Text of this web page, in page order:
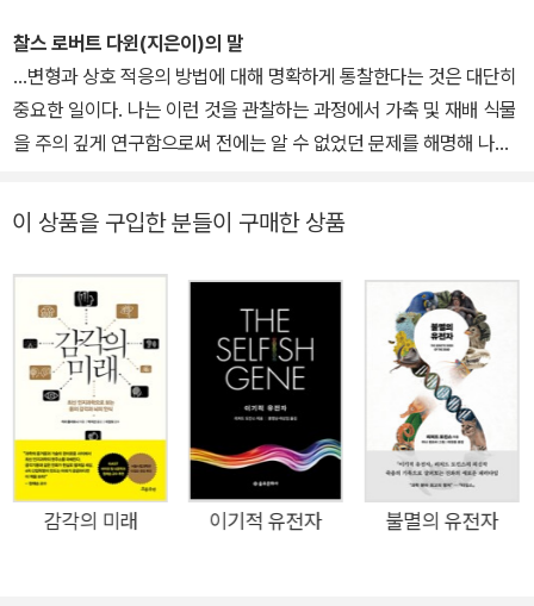
위하게 일어났고 이렇게 다양한 변이를 갖춘 개체들은 환경의 적응능
력에 따라 선택되거나 소멸된다고 했다. 다윈은 그의 이론을 『종의 기
원』에 담아 출판한다. 다윈의 이론은 일부 학자에게는 열렬한 지지를
받았지만 종교계에 엄청난 파문을 던졌고, 많은 사람에게 맹렬한 비
지만, 많은 학자가 자신들의 이론을 지지하는 수단으로 다윈의 이론
게 된다. 다윈은 평생을 묵묵하게 자신의 연구에 정진한 학자로서 『비
글호 탐험』(1839)과 『종의 기원』(1859)에 이어, 『가축과 재배작물
의 변이』(1868), 『인간의 유래』(1871), 『인간과 동물의 감정표현』
(1872) 등의 책을 저술했다. 『인간의 유래』에서 다윈은 『종의 기원』
(1859)에서 펼친 자신의 이론을 인간에게 적용하는 한편, 성(性)선
택에 대해 자세하게 논의한다.
이 있다.
찰스 로버트 다윈(지은이)의 말
...변형과 상호 적응의 방법에 대해 명확하게 통찰한다는 것은 대단히
중요한 일이다. 나는 이런 것을 관찰하는 과정에서 가축 및 재배 식물
을 주의 깊게 연구함으로써 전에는 알 수 없었던 문제를 해명해 나갈
도 나는 항상 사육 재배하의 변이에 관한 지식이 비록 불완전한 것이
다. 박물학자들은 이와 같은 경우를 흔히 무시하고 있지만, 나는 감히
그것이 대단한 가치를 지닌다고 주장하는 바이다.
이 상품을 구입한 분들이 구매한 상품
감각의 미래 이기적 유전자 불멸의 유전자